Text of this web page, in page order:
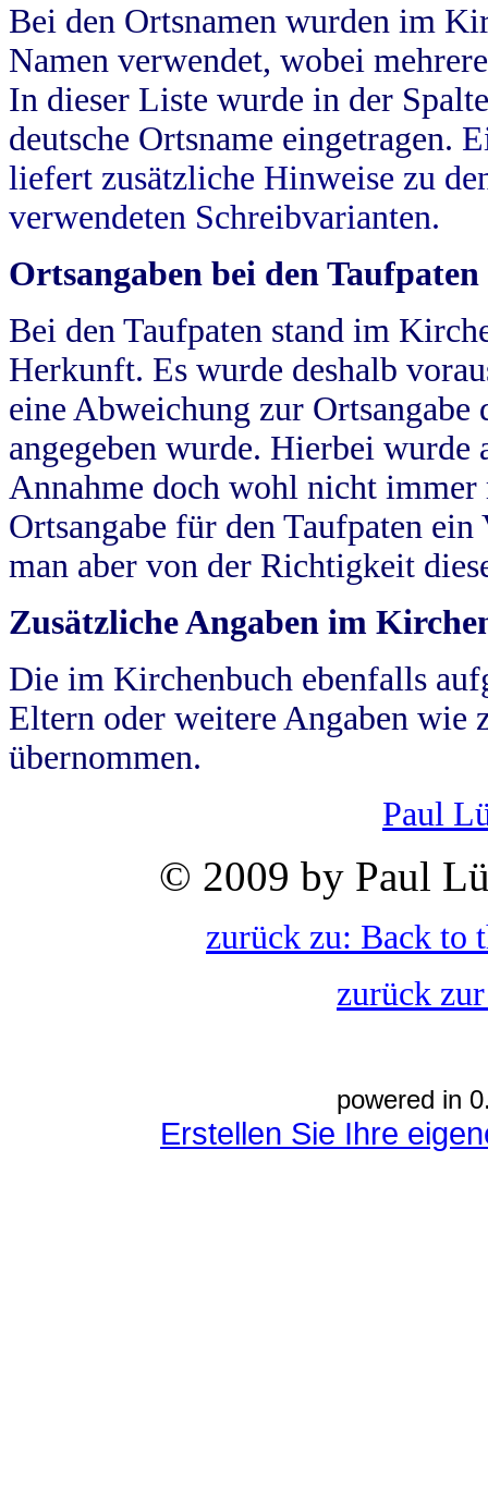
Bei den Ortsnamen wurden im
Namen verwendet, wobei
In dieser Liste wurde in der
deutsche Ortsname eingetragen.
liefert zusätzliche Hinweise zu
verwendeten Schreibvarianten.
Ortsangaben bei den Taufpaten
Bei den Taufpaten stand im
Herkunft. Es wurde deshalb
eine Abweichung zur
angegeben wurde. Hierbei wurde
Annahme doch wohl nicht
Ortsangabe für den Taufpaten
man aber von der Richtigkeit
Zusätzliche Angaben im
Die im Kirchenbuch ebenfalls
Eltern oder weitere Angaben wie
übernommen.
Paul
© 2009 by Paul
zurück zu: Back to
zurück
powered in
Erstellen Sie Ihre